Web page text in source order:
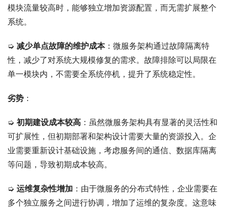
模块流量较高时，能够独立增加资源配置，而无需扩展整个
系统。
➭ 减少单点故障的维护成本：微服务架构通过故障隔离特
性，减少了对系统大规模修复的需求。故障排除可以局限在
单一模块内，不需要全系统停机，提升了系统稳定性。
劣势 ：
➭ 初期建设成本较高 ：虽然微服务架构具有显著的灵活性和
可扩展性，但初期部署和架构设计需要大量的资源投入。企
业需要重新设计基础设施，考虑服务间的通信、数据库隔离
等问题，导致初期成本较高。
➭ 运维复杂性增加 ：由于微服务的分布式特性，企业需要在
多个独立服务之间进行协调，增加了运维的复杂度。这意味